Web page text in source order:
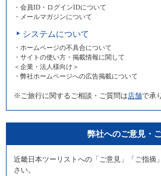
・会員ID・ログインIDについて
・メールマガジンについて
システムについて
・ホームページの不具合について
・サイトの使い方・掲載情報に関して
＜企業・法人様向け＞
・弊社ホームページへの広告掲載について
※ご旅行に関するご相談・ご質問は 店舗で承
弊社へのご意見・
近畿日本ツーリストへの「ご意見」「ご指摘
さい。